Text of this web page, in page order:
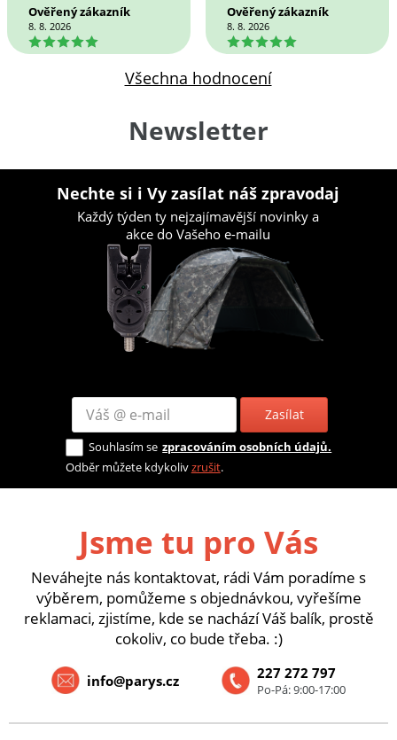
Ověřený zákazník
8. 8. 2026
5
Ověřený zákazník
8. 8. 2026
5
Všechna hodnocení
Newsletter
Nechte si i Vy zasílat náš zpravodaj
Každý týden ty nejzajímavější novinky a
akce do Vašeho e-mailu
Zasílat
Souhlasím se zpracováním osobních údajů.
Odběr můžete kdykolivzrušit.
Jsme tu pro Vás
Neváhejte nás kontaktovat, rádi Vám poradíme s
výběrem, pomůžeme s objednávkou, vyřešíme
reklamaci, zjistíme, kde se nachází Váš balík, prostě
cokoliv, co bude třeba. :)
227 272 797
Po-Pá: 9:00-17:00
info@parys.cz